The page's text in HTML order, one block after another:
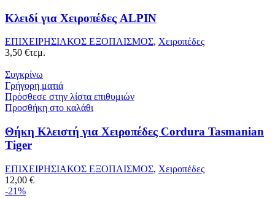
Kλειδί για Χειροπέδες ALPIN
ΕΠΙΧΕΙΡΗΣΙΑΚΟΣ ΕΞΟΠΛΙΣΜΟΣ, Χειροπέδες
3,50 €τεμ.
Συγκρίνω
Γρήγορη ματιά
Πρόσθεσε στην λίστα επιθυμιών
Προσθήκη στο καλάθι
Θήκη Κλειστή για Χειροπέδες Cordura Tasmanian
Tiger
ΕΠΙΧΕΙΡΗΣΙΑΚΟΣ ΕΞΟΠΛΙΣΜΟΣ, Χειροπέδες
12,00 €
-21%